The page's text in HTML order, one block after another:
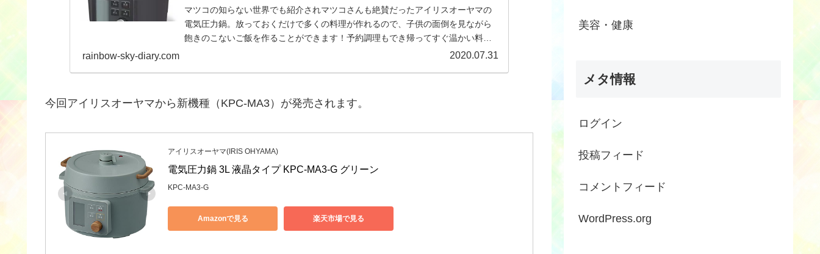
マツコの知らない世界でも紹介されマツコさんも絶賛だったアイリスオーヤマの
電気圧力鍋。放っておくだけで多くの料理が作れるので、子供の面倒を見ながら
飽きのこないご飯を作ることができます！予約調理もでき帰ってすぐ温かい料理
rainbow-sky-diary.com 2020.07.31
今回アイリスオーヤマから新機種（KPC-MA3）が発売されます。
アイリスオーヤマ(IRIS OHYAMA)
電気圧力鍋 3L 液晶タイプ KPC-MA3-G グリーン
KPC-MA3-G
Amazonで見る 楽天市場で見る
美容・健康
メタ情報
ログイン
投稿フィード
コメントフィード
WordPress.org